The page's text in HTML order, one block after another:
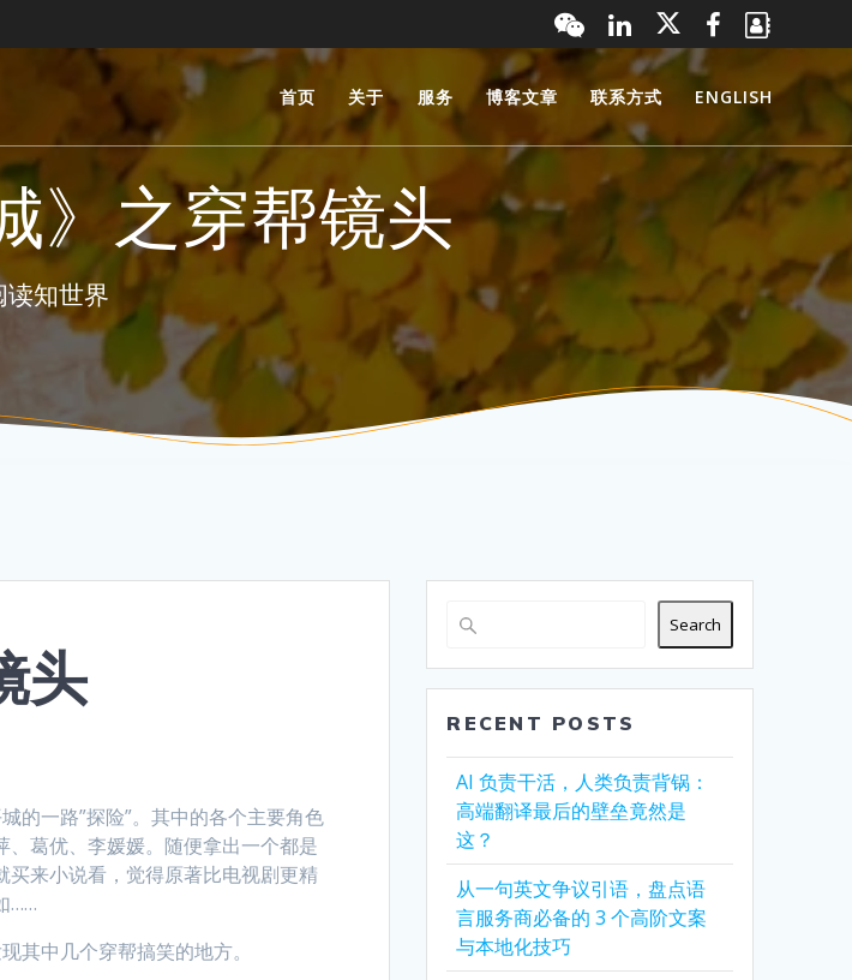
首页 关于 服务 博客文章 联系方式 ENGLISH
》之穿帮镜头
读知世界
头
的一路”探险”。其中的各个主要角色
葛优、李媛媛。随便拿出一个都是
来小说看，觉得原著比电视剧更精
……
其中几个穿帮搞笑的地方。
Search
RECENT POSTS
AI 负责干活，人类负责背锅：
高端翻译最后的壁垒竟然是
这？
从一句英文争议引语，盘点语
言服务商必备的 3 个高阶文案
与本地化技巧